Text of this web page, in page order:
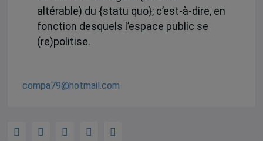
altérable) du {statu quo}; c’est-à-dire, en
fonction desquels l’espace public se
(re)politise.
compa79@hotmail.com